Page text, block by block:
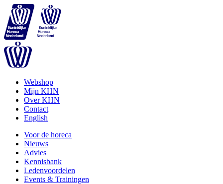
Webshop
Mijn KHN
Over KHN
Contact
English
Voor de horeca
Nieuws
Advies
Kennisbank
Ledenvoordelen
Events & Trainingen